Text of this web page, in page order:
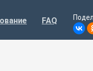
FAQ